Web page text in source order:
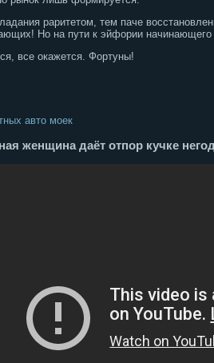
раритетом, тем паче
Но на пути к эйфории
все окажется. Фортуны!
авто моек
женщина даёт отпор кучке